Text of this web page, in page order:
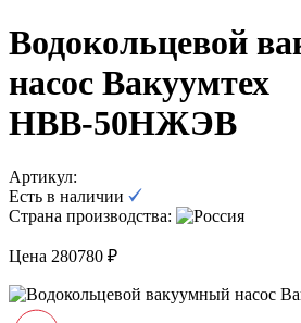
Водокольцевой
насос Вакуумтех
НВВ-50НЖЭВ
Артикул:
Есть в наличии
Страна производства:
Цена 280780 ₽